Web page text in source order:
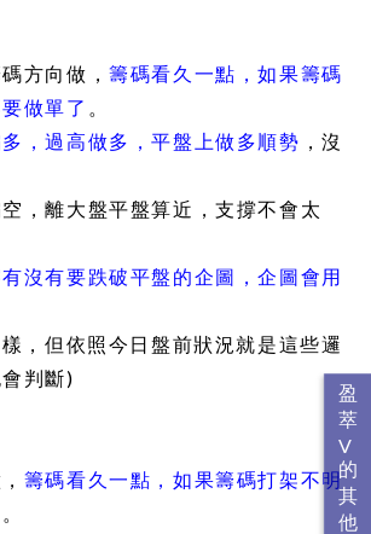
方向做，籌碼看久一點，如果籌碼
做單了 。
，過高做多，平盤上做多順勢 ，沒
，離大盤平盤算近，支撐不會太
沒有要跌破平盤的企圖，企圖會用
，但依照今日盤前狀況就是這些邏
判斷)
籌碼看久一點，如果籌碼打架不明
。